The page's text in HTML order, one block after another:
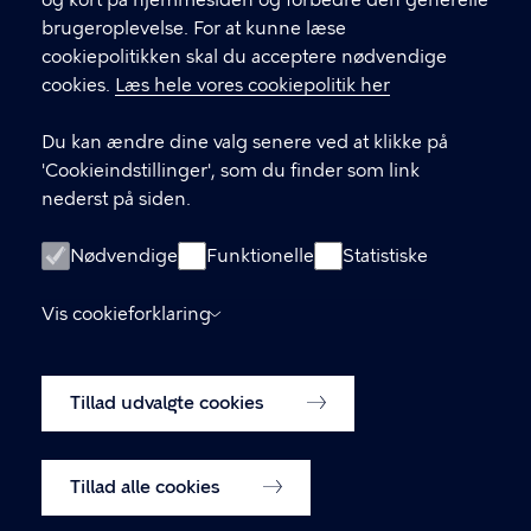
brugeroplevelse. For at kunne læse
cookiepolitikken skal du acceptere nødvendige
cookies. Læs hele vores cookiepolitik her
Du kan ændre dine valg senere ved at klikke på
'Cookieindstillinger', som du finder som link
nederst på siden.
Nødvendige Funktionelle Statistiske
Vis cookieforklaring
Tillad udvalgte cookies
Tillad alle cookies
GENVEJE
Digital Post
Databeskyttelse
Tilgængelighedserklæring
Om hjemmesiden
Cookiepolitik